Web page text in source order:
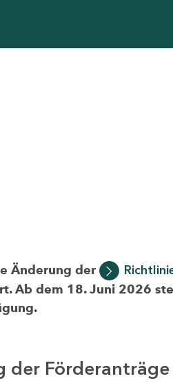
Änderung der
Ab dem 18. Juni 2026
der Förderanträge